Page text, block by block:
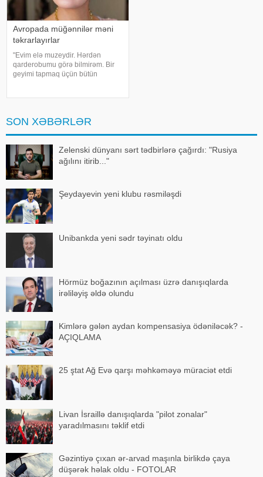
Avropada müğənnilər məni
təkrarlayırlar
"Evim elə muzeydir. Hərdən
qarderobumu görə bilmirəm. Bir
geyimi tapmaq üçün bütün
SON XƏBƏRLƏR
Zelenski dünyanı sərt tədbirlərə çağırdı: "Rusiya
ağılını itirib..."
Şeydayevin yeni klubu rəsmiləşdi
Unibankda yeni sədr təyinatı oldu
Hörmüz boğazının açılması üzrə danışıqlarda
irəliləyiş əldə olundu
Kimlərə gələn aydan kompensasiya ödəniləcək? -
AÇIQLAMA
25 ştat Ağ Evə qarşı məhkəməyə müraciət etdi
Livan İsraillə danışıqlarda "pilot zonalar"
yaradılmasını təklif etdi
Gəzintiyə çıxan ər-arvad maşınla birlikdə çaya
düşərək həlak oldu - FOTOLAR